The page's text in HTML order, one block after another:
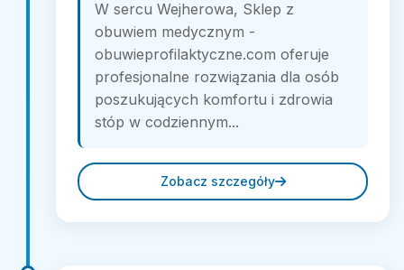
W sercu Wejherowa, Sklep z
obuwiem medycznym -
obuwieprofilaktyczne.com oferuje
profesjonalne rozwiązania dla osób
poszukujących komfortu i zdrowia
stóp w codziennym...
Zobacz szczegóły